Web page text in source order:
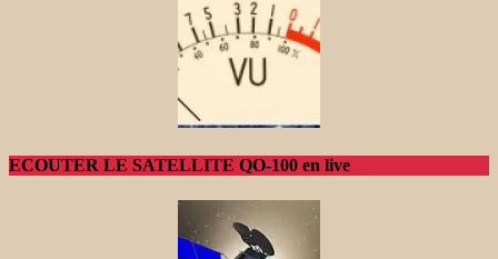
ECOUTER LE SATELLITE QO-100 en live